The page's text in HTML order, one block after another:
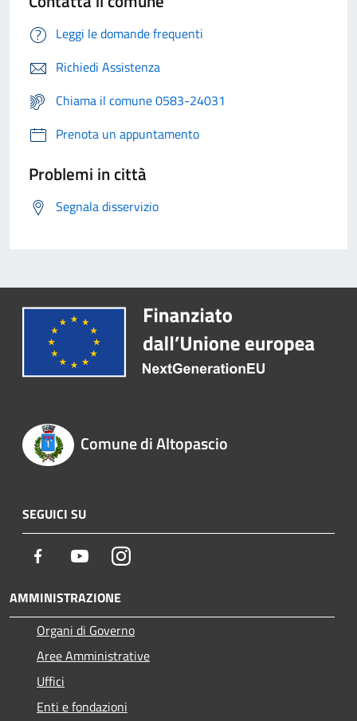
Leggi le domande frequenti
Richiedi Assistenza
Chiama il comune 0583-24031
Prenota un appuntamento
Problemi in città
Segnala disservizio
Comune di Altopascio
SEGUICI SU
Facebook YoutubeInstagram
AMMINISTRAZIONE
Organi di Governo
Aree Amministrative
Uffici
Enti e fondazioni